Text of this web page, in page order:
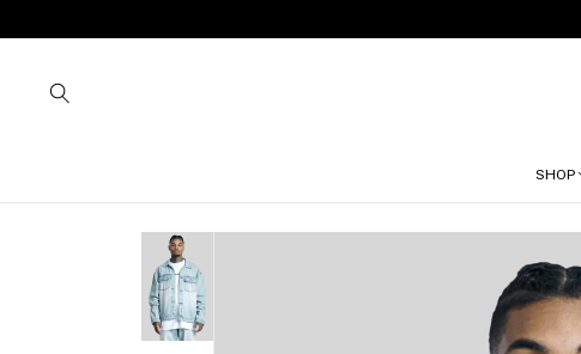
SHOP